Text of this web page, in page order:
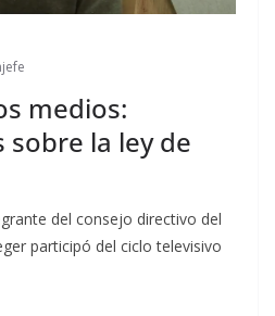
medios:
la ley de
del consejo directivo del
participó del ciclo televisivo